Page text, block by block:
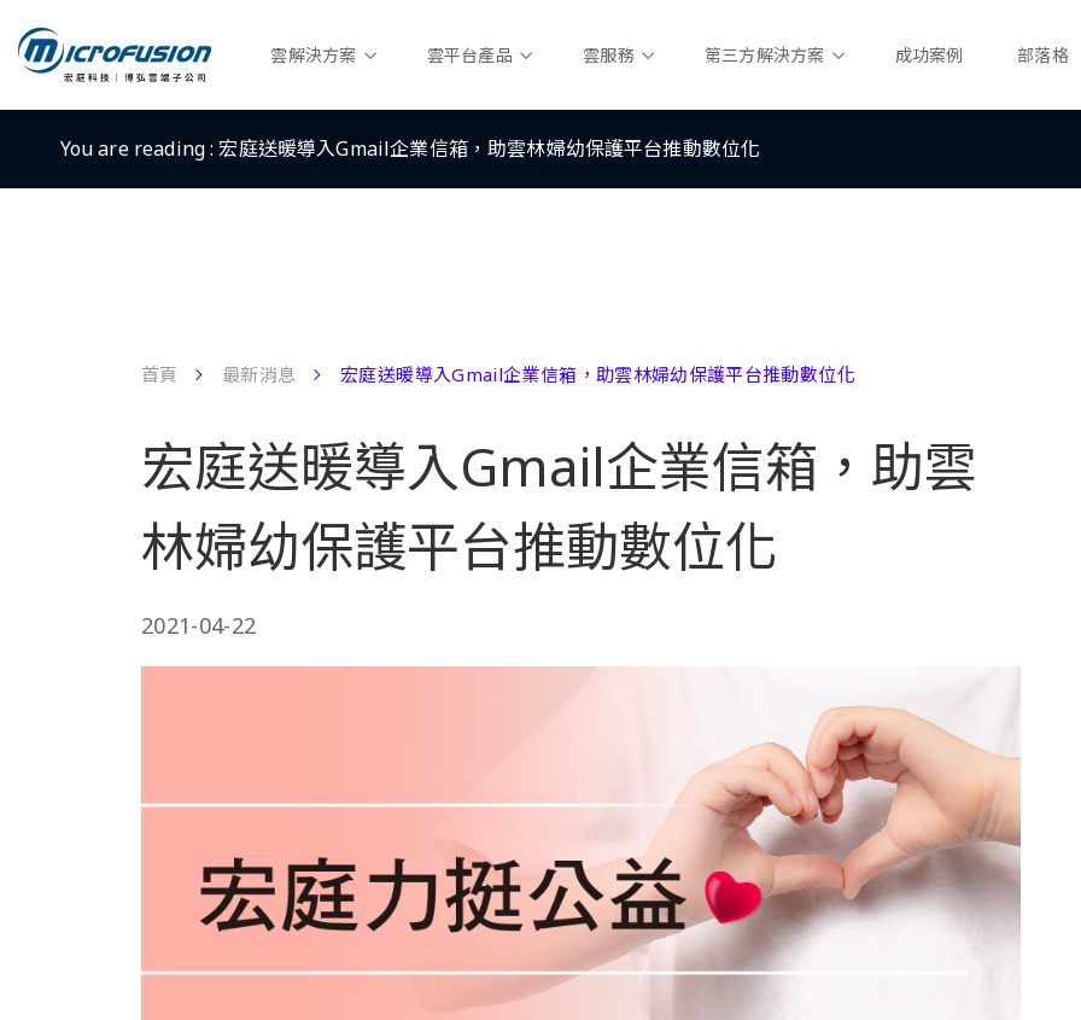
雲解決方案 雲平台產品 雲服務 第三方解決方案 成功案例 部落格
You are reading :宏庭送暖導入Gmail企業信箱，助雲林婦幼保護平台推動數位化
首頁 最新消息 宏庭送暖導入Gmail企業信箱，助雲林婦幼保護平台推動數位化
宏庭送暖導入Gmail企業信箱，助雲
林婦幼保護平台推動數位化
2021-04-22